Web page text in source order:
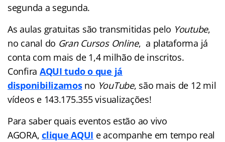
segunda a segunda.
As aulas gratuitas são transmitidas pelo Youtube,
no canal do Gran Cursos Online, a plataforma já
conta com mais de 1,4 milhão de inscritos.
Confira AQUI tudo o que já
disponibilizamosno YouTube, são mais de 12 mil
vídeos e 143.175.355 visualizações!
Para saber quais eventos estão ao vivo
AGORA,clique AQUI e acompanhe em tempo real